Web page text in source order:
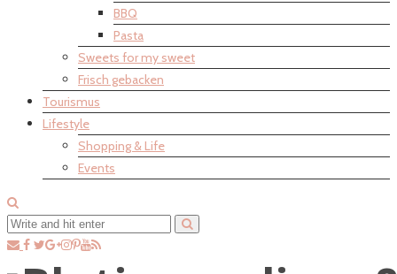
BBQ
Pasta
Sweets for my sweet
Frisch gebacken
Tourismus
Lifestyle
Shopping & Life
Events